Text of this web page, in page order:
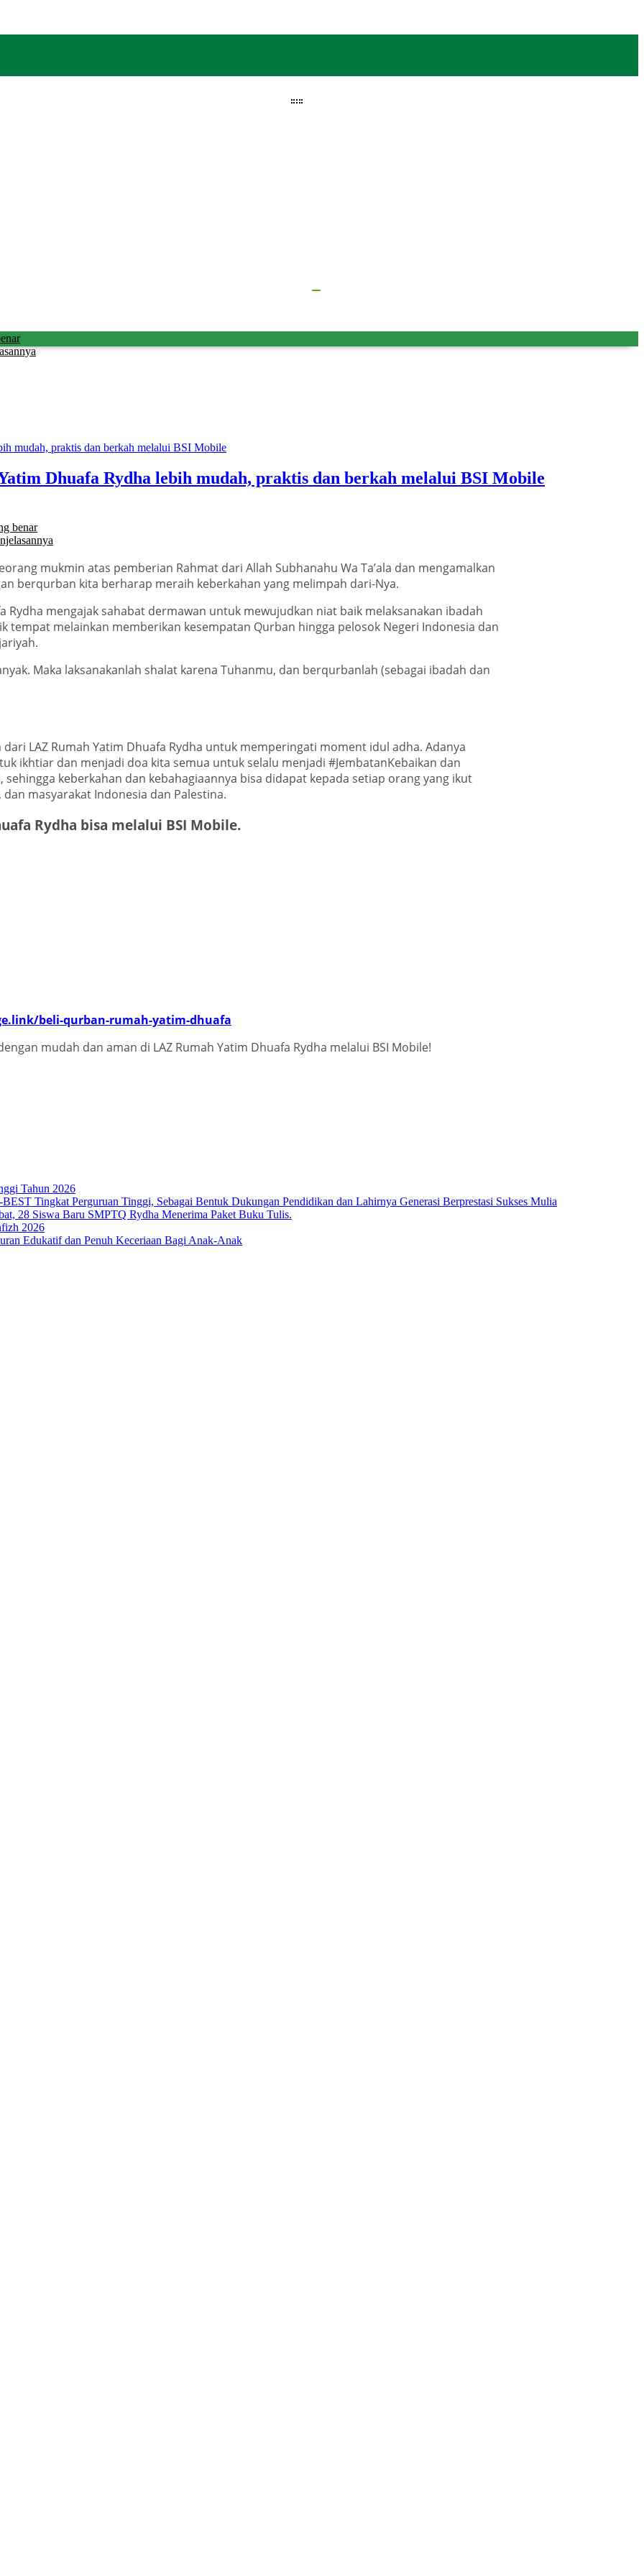
benar
Dhuafa Rydha lebih mudah, praktis dan berkah melalui BSI Mobile
mukmin atas pemberian Rahmat dari Allah Subhanahu Wa Ta’ala dan mengamalkan
berqurban kita berharap meraih keberkahan yang melimpah dari-Nya.
mengajak sahabat dermawan untuk mewujudkan niat baik melaksanakan ibadah
melainkan memberikan kesempatan Qurban hingga pelosok Negeri Indonesia dan
Maka laksanakanlah shalat karena Tuhanmu, dan berqurbanlah (sebagai ibadah dan
LAZ Rumah Yatim Dhuafa Rydha untuk memperingati moment idul adha. Adanya
ikhtiar dan menjadi doa kita semua untuk selalu menjadi #JembatanKebaikan dan
keberkahan dan kebahagiaannya bisa didapat kepada setiap orang yang ikut
masyarakat Indonesia dan Palestina.
Rydha bisa melalui BSI Mobile.
beli-qurban-rumah-yatim-dhuafa
mudah dan aman di LAZ Rumah Yatim Dhuafa Rydha melalui BSI Mobile!
Tahun 2026
Tingkat Perguruan Tinggi, Sebagai Bentuk Dukungan Pendidikan dan Lahirnya Generasi Berprestasi Sukses Mulia
28 Siswa Baru SMPTQ Rydha Menerima Paket Buku Tulis.
2026
Edukatif dan Penuh Keceriaan Bagi Anak-Anak